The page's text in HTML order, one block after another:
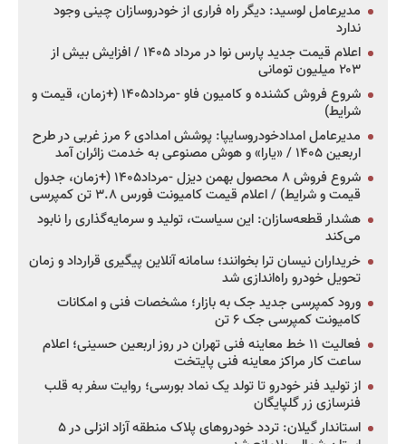
مدیرعامل لوسید: دیگر راه فراری از خودروسازان چینی وجود
ندارد
اعلام قیمت جدید پارس نوا در مرداد ۱۴۰۵ / افزایش بیش از
۲۰۳ میلیون تومانی
شروع فروش کشنده و کامیون فاو -مرداد۱۴۰۵ (+زمان، قیمت و
شرایط)
مدیرعامل امدادخودروسایپا: پوشش امدادی ۶ مرز غربی در طرح
اربعین ۱۴۰۵ / «یارا» و هوش مصنوعی به خدمت زائران آمد
شروع فروش ۸ محصول بهمن دیزل -مرداد۱۴۰۵ (+زمان، جدول
قیمت و شرایط) / اعلام قیمت کامیونت فورس ۳.۸ تن کمپرسی
هشدار قطعه‌سازان: این سیاست، تولید و سرمایه‌گذاری را نابود
می‌کند
خریداران نیسان ترا بخوانند؛ سامانه آنلاین پیگیری قرارداد و زمان
تحویل خودرو راه‌اندازی شد
ورود کمپرسی جدید جک به بازار؛ مشخصات فنی و امکانات
کامیونت کمپرسی جک ۶ تن
فعالیت ۱۱ خط معاینه فنی تهران در روز اربعین حسینی؛ اعلام
ساعت کار مراکز معاینه فنی پایتخت
از تولید فنر خودرو تا تولد یک نماد بورسی؛ روایت سفر به قلب
فنرسازی زر گلپایگان
استاندار گیلان: تردد خودروهای پلاک منطقه آزاد انزلی در ۵